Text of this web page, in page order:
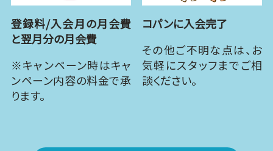
登録料/入会月の月会費
と翌月分の月会費
※キャンペーン時はキャ
ンペーン内容の料金で承
ります。
コパンに入会完了
その他ご不明な点は、お
気軽にスタッフまでご相
談ください。